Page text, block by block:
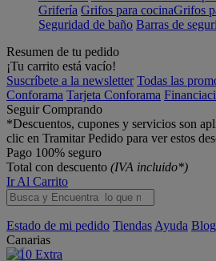
Grifería Grifos para cocinaGrifos
Seguridad de baño Barras de
Resumen de tu pedido
¡Tu carrito está vacío!
Suscríbete a la newsletter Todas las
Conforama Tarjeta Conforama
Seguir Comprando
*Descuentos, cupones y servicios son
clic en Tramitar Pedido para ver estos
Pago 100% seguro
Total con descuento (IVA incluido*)
Ir Al Carrito
Estado de mi pedido Tiendas Ayuda Blog
Canarias